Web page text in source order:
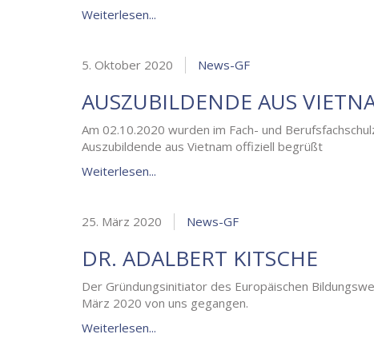
Weiterlesen...
5. Oktober 2020 News-GF
AUSZUBILDENDE AUS
Am 02.10.2020 wurden im Fach- und
Auszubildende aus Vietnam offiziell begrüßt
Weiterlesen...
25. März 2020 News-GF
DR. ADALBERT KITSCHE
Der Gründungsinitiator des Europäischen
März 2020 von uns gegangen.
Weiterlesen...